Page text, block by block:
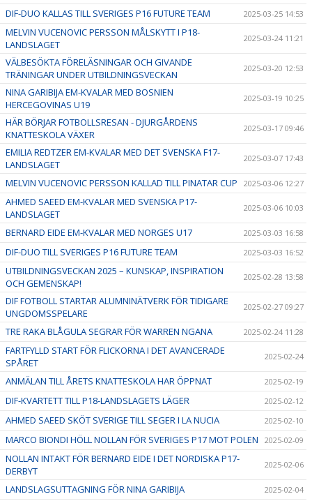
DIF-DUO KALLAS TILL SVERIGES P16 FUTURE TEAM
2025-03-25 14:53
MELVIN VUCENOVIC PERSSON MÅLSKYTT I P18-
LANDSLAGET
2025-03-24 11:21
VÄLBESÖKTA FÖRELÄSNINGAR OCH GIVANDE
TRÄNINGAR UNDER UTBILDNINGSVECKAN
2025-03-20 12:53
NINA GARIBIJA EM-KVALAR MED BOSNIEN
HERCEGOVINAS U19
2025-03-19 10:25
HÄR BÖRJAR FOTBOLLSRESAN - DJURGÅRDENS
KNATTESKOLA VÄXER
2025-03-17 09:46
EMILIA REDTZER EM-KVALAR MED DET SVENSKA F17-
LANDSLAGET
2025-03-07 17:43
MELVIN VUCENOVIC PERSSON KALLAD TILL PINATAR CUP 2025-03-06 12:27
AHMED SAEED EM-KVALAR MED SVENSKA P17-
LANDSLAGET
2025-03-06 10:03
BERNARD EIDE EM-KVALAR MED NORGES U17 2025-03-03 16:58
DIF-DUO TILL SVERIGES P16 FUTURE TEAM 2025-03-03 16:52
UTBILDNINGSVECKAN 2025 – KUNSKAP, INSPIRATION
OCH GEMENSKAP!
2025-02-28 13:58
DIF FOTBOLL STARTAR ALUMNINÄTVERK FÖR TIDIGARE
UNGDOMSSPELARE
2025-02-27 09:27
TRE RAKA BLÅGULA SEGRAR FÖR WARREN NGANA 2025-02-24 11:28
FARTFYLLD START FÖR FLICKORNA I DET AVANCERADE
SPÅRET
2025-02-24
ANMÄLAN TILL ÅRETS KNATTESKOLA HAR ÖPPNAT 2025-02-19
DIF-KVARTETT TILL P18-LANDSLAGETS LÄGER 2025-02-12
AHMED SAEED SKÖT SVERIGE TILL SEGER I LA NUCIA 2025-02-10
MARCO BIONDI HÖLL NOLLAN FÖR SVERIGES P17 MOT POLEN 2025-02-09
NOLLAN INTAKT FÖR BERNARD EIDE I DET NORDISKA P17-
DERBYT
2025-02-06
LANDSLAGSUTTAGNING FÖR NINA GARIBIJA 2025-02-04